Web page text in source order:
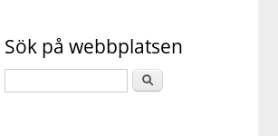
Sök på webbplatsen